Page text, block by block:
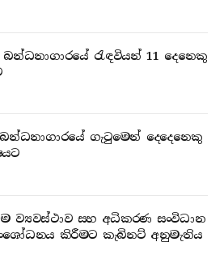
රැඳවියන් 11 දෙනෙකු
ගැටුමෙන් දෙදෙනෙකු
ව්‍යවස්ථාව සහ අධිකරණ සංවිධාන
කිරීමට කැබිනට් අනුමැතිය